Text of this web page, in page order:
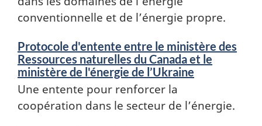
conventionnelle et de l’énergie propre.
Protocole d'entente entre le ministère des
Ressources naturelles du Canada et le
ministère de l'énergie de l’Ukraine
Une entente pour renforcer la
coopération dans le secteur de l’énergie.